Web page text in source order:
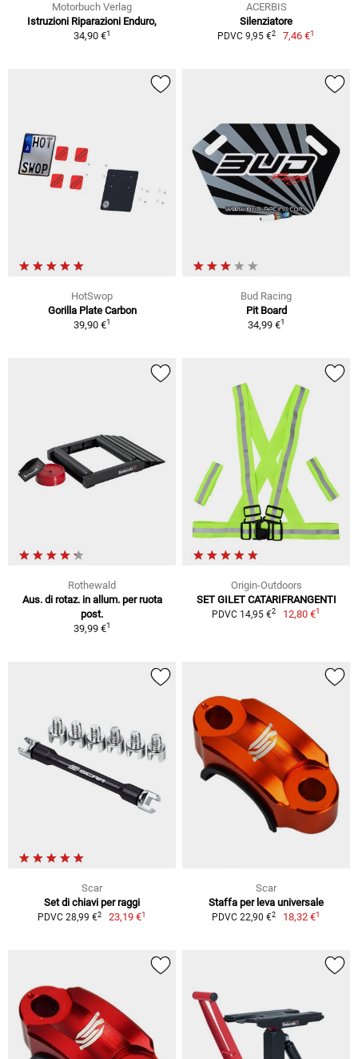
Motorbuch Verlag
Istruzioni Riparazioni Enduro,
34,90 €1
ACERBIS
Silenziatore
PDVC 9,95 €2 7,46 €1
HotSwop
Gorilla Plate Carbon
39,90 €1
Bud Racing
Pit Board
34,99 €1
Rothewald
Aus. di rotaz. in allum. per ruota
post.
39,99 €1
Origin-Outdoors
SET GILET CATARIFRANGENTI
PDVC 14,95 €2 12,80 €1
Scar
Set di chiavi per raggi
PDVC 28,99 €2 23,19 €1
Scar
Staffa per leva universale
PDVC 22,90 €2 18,32 €1